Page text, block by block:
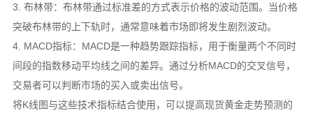
3. 布林带：布林带通过标准差的方式表示价格的波动范围。当价格
突破布林带的上下轨时，通常意味着市场即将发生剧烈波动。
4. MACD指标：MACD是一种趋势跟踪指标，用于衡量两个不同时
间段的指数移动平均线之间的差异。通过分析MACD的交叉信号，
交易者可以判断市场的买入或卖出信号。
将K线图与这些技术指标结合使用，可以提高现货黄金走势预测的